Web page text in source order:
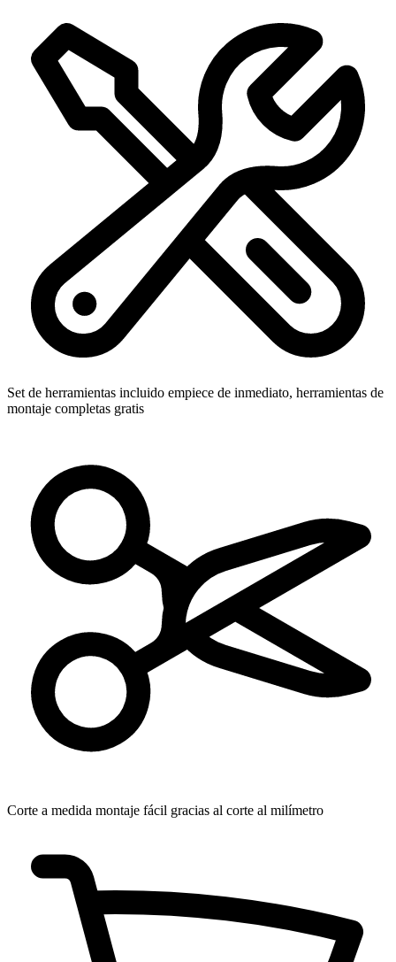
Set de herramientas incluido empiece de inmediato, herramientas de
montaje completas gratis
Corte a medida montaje fácil gracias al corte al milímetro